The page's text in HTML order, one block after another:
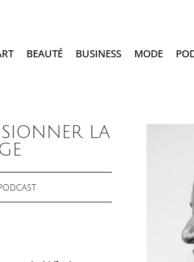
BEAUTÉ BUSINESS MODE
LA
PODCAST